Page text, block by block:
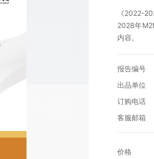
《2022-
2028年
内容。
报告编号
出品单位
订购电话
客服邮箱
价格